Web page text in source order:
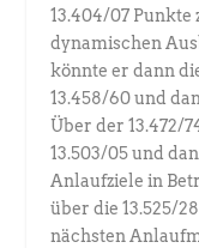
13.404/07 Punkte
dynamischen
könnte er dann
13.458/60 und
Über der 13.472/
13.503/05 und
Anlaufziele in
über die 13.525/
nächsten